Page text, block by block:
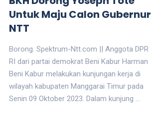
Untuk Maju Calon Gubernur
NTT
Borong. Spektrum-Ntt.com || Anggota DPR
RI dari partai demokrat Beni Kabur Harman
Beni Kabur melakukan kunjungan kerja di
wilayah kabupaten Manggarai Timur pada
Senin 09 Oktober 2023. Dalam kunjung ...